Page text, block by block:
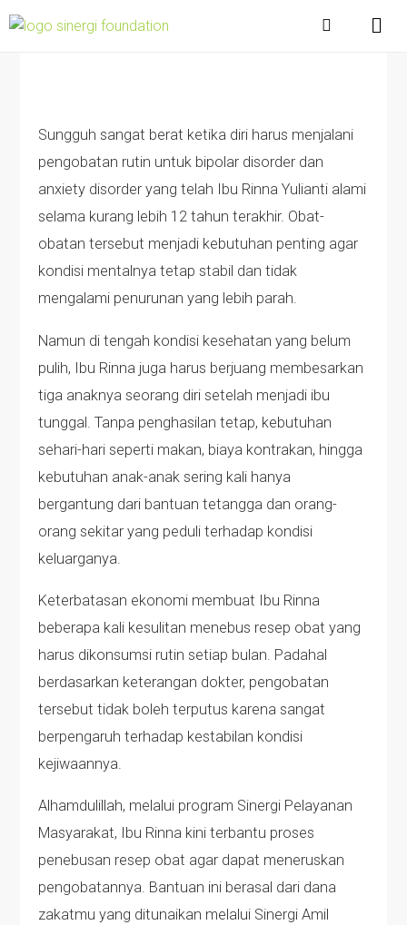
Sungguh sangat berat ketika diri harus menjalani
pengobatan rutin untuk bipolar disorder dan
anxiety disorder yang telah Ibu Rinna Yulianti alami
selama kurang lebih 12 tahun terakhir. Obat-
obatan tersebut menjadi kebutuhan penting agar
kondisi mentalnya tetap stabil dan tidak
mengalami penurunan yang lebih parah.
Namun di tengah kondisi kesehatan yang belum
pulih, Ibu Rinna juga harus berjuang membesarkan
tiga anaknya seorang diri setelah menjadi ibu
tunggal. Tanpa penghasilan tetap, kebutuhan
sehari-hari seperti makan, biaya kontrakan, hingga
kebutuhan anak-anak sering kali hanya
bergantung dari bantuan tetangga dan orang-
orang sekitar yang peduli terhadap kondisi
keluarganya.
Keterbatasan ekonomi membuat Ibu Rinna
beberapa kali kesulitan menebus resep obat yang
harus dikonsumsi rutin setiap bulan. Padahal
berdasarkan keterangan dokter, pengobatan
tersebut tidak boleh terputus karena sangat
berpengaruh terhadap kestabilan kondisi
kejiwaannya.
Alhamdulillah, melalui program Sinergi Pelayanan
Masyarakat, Ibu Rinna kini terbantu proses
penebusan resep obat agar dapat meneruskan
pengobatannya. Bantuan ini berasal dari dana
zakatmu yang ditunaikan melalui Sinergi Amil